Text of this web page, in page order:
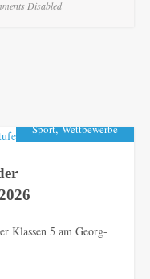
Disabled
Sport,Wettbewerbe
Klassen 5 am Georg-